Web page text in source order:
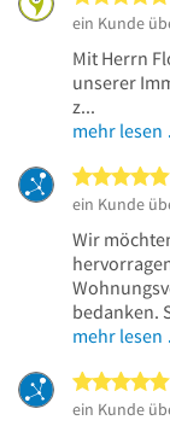
ein Kunde
Mit Herrn
unserer
z...
mehr
ein Kunde
Wir
bedanken.
mehr
ein Kunde